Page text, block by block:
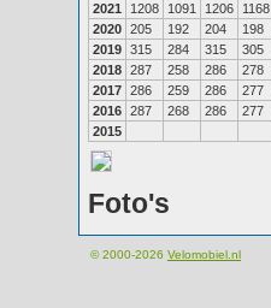
2021
1208 1091 1206 1168
2020 205 192 204 198
2019 315 284 315 305
2018 287 258 286 278
2017 286 259 286 277
2016 287 268 286 277
2015
Foto's
© 2000-2026 Velomobiel.nl